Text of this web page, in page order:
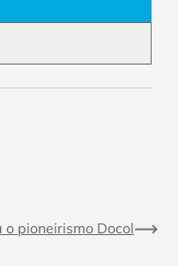
o pioneirismo Docol